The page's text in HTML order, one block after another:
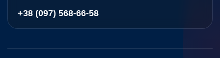
+38 (097) 568-66-58